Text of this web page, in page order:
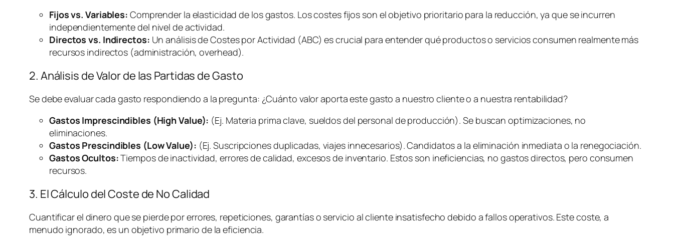
Fijos vs. Variables: Comprender la elasticidad de los gastos. Los costes fijos son el objetivo prioritario para la reducción, ya que se incurren
independientemente del nivel de actividad.
Directos vs. Indirectos: Un análisis de Costes por Actividad (ABC) es crucial para entender qué productos o servicios consumen realmente más
recursos indirectos (administración,overhead).
2. Análisis de Valor de las Partidas de Gasto
Se debe evaluar cada gasto respondiendo a la pregunta: ¿Cuánto valor aporta este gasto a nuestro cliente o a nuestra rentabilidad?
Gastos Imprescindibles (High Value): (Ej. Materia prima clave, sueldos del personal de producción). Se buscan optimizaciones, no
eliminaciones.
Gastos Prescindibles (Low Value): (Ej. Suscripciones duplicadas, viajes innecesarios). Candidatos a la eliminación inmediata o la renegociación.
Gastos Ocultos:Tiempos de inactividad, errores de calidad, excesos de inventario. Estos son ineficiencias, no gastos directos, pero consumen
recursos.
3. El Cálculo del Coste de No Calidad
Cuantificar el dinero que se pierde por errores, repeticiones, garantías o servicio al cliente insatisfecho debido a fallos operativos. Este coste, a
menudo ignorado, es un objetivo primario de la eficiencia.